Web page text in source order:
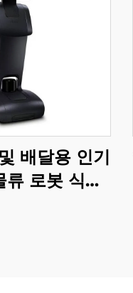
배달용 인기
로봇 식당